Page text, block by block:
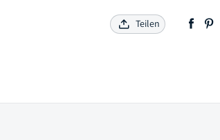
Teilen